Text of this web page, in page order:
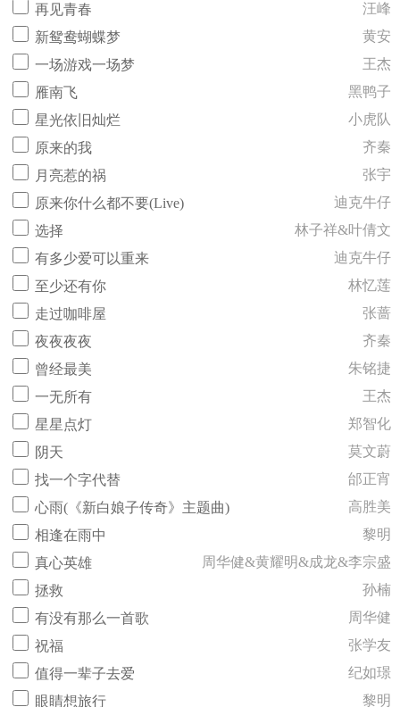
再见青春
汪峰
新鸳鸯蝴蝶梦
黄安
一场游戏一场梦
王杰
雁南飞
黑鸭子
星光依旧灿烂
小虎队
原来的我
齐秦
月亮惹的祸
张宇
原来你什么都不要(Live)
迪克牛仔
选择
林子祥&叶倩文
有多少爱可以重来
迪克牛仔
至少还有你
林忆莲
走过咖啡屋
张蔷
夜夜夜夜
齐秦
曾经最美
朱铭捷
一无所有
王杰
星星点灯
郑智化
阴天
莫文蔚
找一个字代替
邰正宵
心雨(《新白娘子传奇》主题曲)
高胜美
相逢在雨中
黎明
真心英雄
周华健&黄耀明&成龙&李宗盛
拯救
孙楠
有没有那么一首歌
周华健
祝福
张学友
值得一辈子去爱
纪如璟
眼睛想旅行
黎明